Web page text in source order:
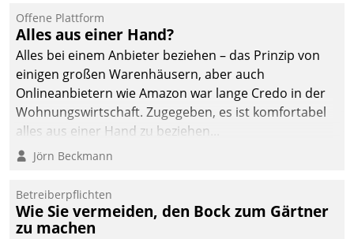
einsehen und ändern
oder
Schadensmeldungen
abgeben – rund um die
Uhr.
Offene Plattform
Alles aus einer Hand?
Alles bei einem Anbieter beziehen – das Prinzip von
einigen großen Warenhäusern, aber auch
Onlineanbietern wie Amazon war lange Credo in der
Wohnungswirtschaft. Zugegeben, es ist komfortabel
alles aus einer Hand zu beziehen...
Jörn Beckmann
Betreiberpflichten
Wie Sie vermeiden, den Bock zum Gärtner
zu machen